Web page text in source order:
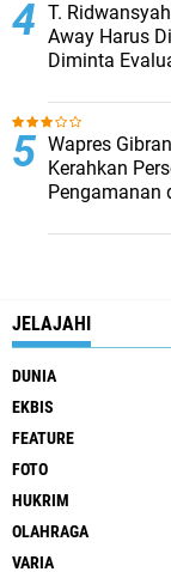
T.
Away Harus
Diminta
Wapres
Kerahkan
Pengamanan
JELAJAHI
DUNIA
EKBIS
FEATURE
FOTO
HUKRIM
OLAHRAGA
VARIA